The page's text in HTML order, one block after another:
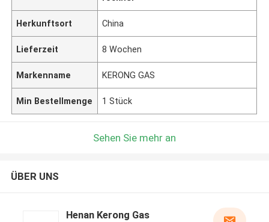
Herkunftsort China
Lieferzeit 8 Wochen
Markenname KERONG GAS
Min Bestellmenge 1 Stück
Sehen Sie mehr an
ÜBER UNS
Henan Kerong Gas